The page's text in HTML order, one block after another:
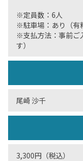
※定員数：6人
※駐車場：あり（有
※支払方法：事前ご
す）
尾崎 沙千
3,300円（税込）